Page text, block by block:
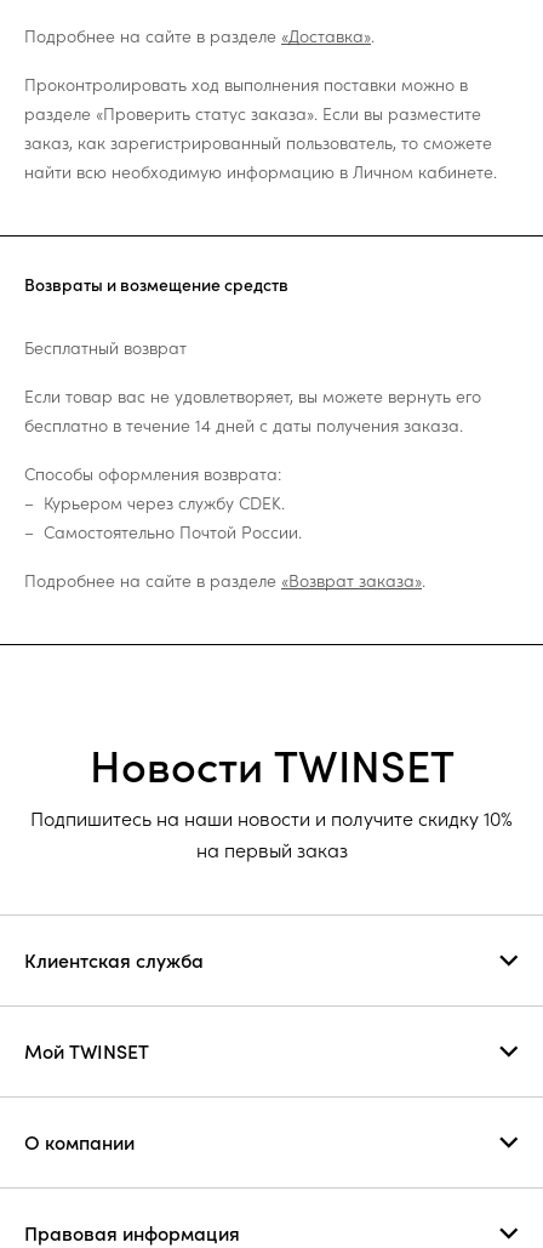
Подробнее на сайте в разделе «Доставка».
Проконтролировать ход выполнения поставки можно в
разделе «Проверить статус заказа». Если вы разместите
заказ, как зарегистрированный пользователь, то сможете
найти всю необходимую информацию в Личном кабинете.
Возвраты и возмещение средств
Бесплатный возврат
Если товар вас не удовлетворяет, вы можете вернуть его
бесплатно в течение 14 дней с даты получения заказа.
Способы оформления возврата:
Курьером через службу CDEK.
Самостоятельно Почтой России.
Подробнее на сайте в разделе «Возврат заказа».
Новости TWINSET
Подпишитесь на наши новости и получите скидку 10%
на первый заказ
Клиентская служба
Мой TWINSET
О компании
Правовая информация